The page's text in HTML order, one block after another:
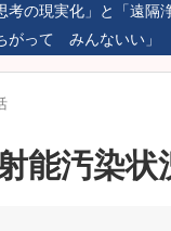
考の現実化」と「遠隔
がって みんないい」
能汚染